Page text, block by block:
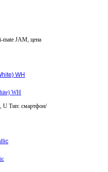
mate JAM, цена
WH
U Тип: смартфон/